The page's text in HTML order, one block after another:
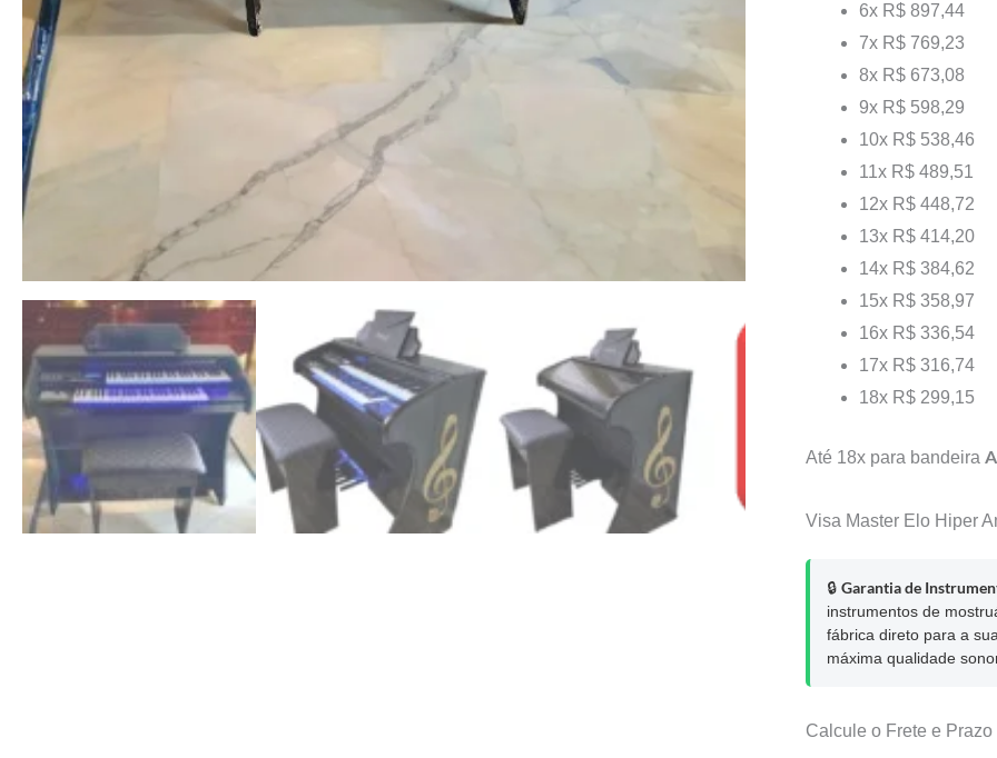
6x R$ 897,44
7x R$ 769,23
8x R$ 673,08
9x R$ 598,29
10x R$ 538,46
11x R$ 489,51
12x R$ 448,72
13x R$ 414,20
14x R$ 384,62
15x R$ 358,97
16x R$ 336,54
17x R$ 316,74
18x R$ 299,15
Até 18x para bandeira
Visa Master Elo Hiper
🔒Garantia de
instrumentos de
fábrica direto para a
máxima qualidade
Calcule o Frete e Prazo